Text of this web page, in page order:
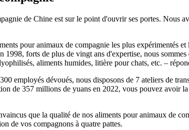
de Chine est sur le point d'ouvrir ses portes. Nous
pour animaux de compagnie les plus expérimentés
forts de plus de vingt ans d'expertise, nous
aliments humides, litière pour chats, etc. –
employés dévoués, nous disposons de 7 ateliers de
de 357 millions de yuans en 2022, vous pouvez avoir
que la qualité de nos aliments pour animaux de
de vos compagnons à quatre pattes.